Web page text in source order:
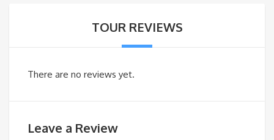
TOUR REVIEWS
There are no reviews yet.
Leave a Review